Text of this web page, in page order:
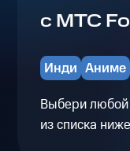
с МТС
Инди Аниме
Выбери любой
из списка